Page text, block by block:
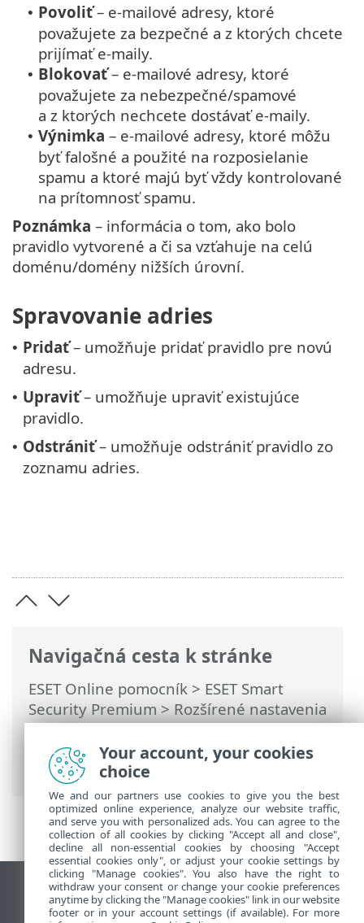
Navigačná cesta k stránke
ESET Online pomocník > ESET Smart
Security Premium>Rozšírené nastavenia
>Ochrana>Ochrana e‑mailových
klientov >Správa zoznamov adries>
Zoznamy adries
• Povoliť– e‑mailové adresy, ktoré
považujete za bezpečné a z ktorých chcete
prijímať e‑maily.
• Blokovať– e‑mailové adresy, ktoré
považujete za nebezpečné/spamové
a z ktorých nechcete dostávať e‑maily.
• Výnimka – e‑mailové adresy, ktoré môžu
byť falošné a použité na rozposielanie
spamu a ktoré majú byť vždy kontrolované
na prítomnosť spamu.
Poznámka – informácia o tom, ako bolo
pravidlo vytvorené a či sa vzťahuje na celú
doménu/domény nižších úrovní.
Spravovanie adries
• Pridať– umožňuje pridať pravidlo pre novú
adresu.
• Upraviť– umožňuje upraviť existujúce
pravidlo.
• Odstrániť– umožňuje odstrániť pravidlo zo
zoznamu adries.
Zobraziť stránku ako na počítači
End of Life
Your account, your cookies
choice
We and our partners use cookies to give you the best
optimized online experience, analyze our website traffic,
and serve you with personalized ads. You can agree to the
collection of all cookies by clicking "Accept all and close",
decline all non-essential cookies by choosing "Accept
essential cookies only", or adjust your cookie settings by
clicking "Manage cookies". You also have the right to
withdraw your consent or change your cookie preferences
anytime by clicking the "Manage cookies" link in our website
footer or in your account settings (if available). For more